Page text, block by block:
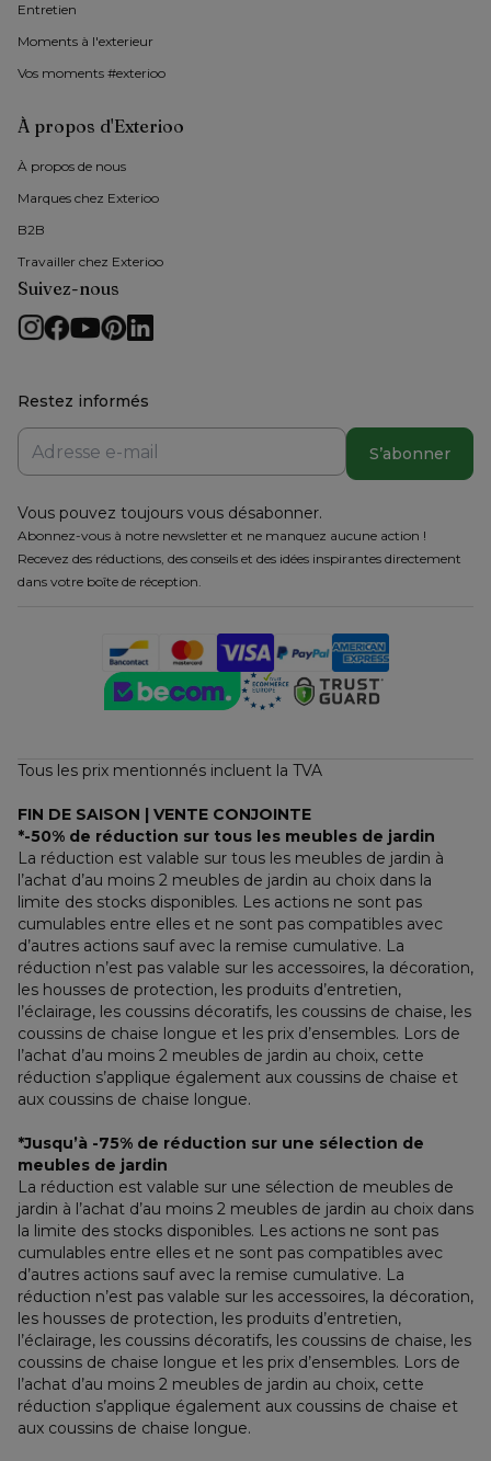
Entretien
Moments à l'exterieur
Vos moments #exterioo
À propos d'Exterioo
À propos de nous
Marques chez Exterioo
B2B
Travailler chez Exterioo
Suivez-nous
Restez informés
S’abonner
Vous pouvez toujours vous désabonner.
Abonnez-vous à notre newsletter et ne manquez aucune action !
Recevez des réductions, des conseils et des idées inspirantes directement
dans votre boîte de réception.
Tous les prix mentionnés incluent la TVA
FIN DE SAISON | VENTE CONJOINTE
*-50% de réduction sur tous les meubles de jardin
La réduction est valable sur tous les meubles de jardin à
l’achat d’au moins 2 meubles de jardin au choix dans la
limite des stocks disponibles. Les actions ne sont pas
cumulables entre elles et ne sont pas compatibles avec
d’autres actions sauf avec la remise cumulative. La
réduction n’est pas valable sur les accessoires, la décoration,
les housses de protection, les produits d’entretien,
l’éclairage, les coussins décoratifs, les coussins de chaise, les
coussins de chaise longue et les prix d’ensembles. Lors de
l’achat d’au moins 2 meubles de jardin au choix, cette
réduction s’applique également aux coussins de chaise et
aux coussins de chaise longue.
*Jusqu’à -75% de réduction sur une sélection de
meubles de jardin
La réduction est valable sur une sélection de meubles de
jardin à l’achat d’au moins 2 meubles de jardin au choix dans
la limite des stocks disponibles. Les actions ne sont pas
cumulables entre elles et ne sont pas compatibles avec
d’autres actions sauf avec la remise cumulative. La
réduction n’est pas valable sur les accessoires, la décoration,
les housses de protection, les produits d’entretien,
l’éclairage, les coussins décoratifs, les coussins de chaise, les
coussins de chaise longue et les prix d’ensembles. Lors de
l’achat d’au moins 2 meubles de jardin au choix, cette
réduction s’applique également aux coussins de chaise et
aux coussins de chaise longue.